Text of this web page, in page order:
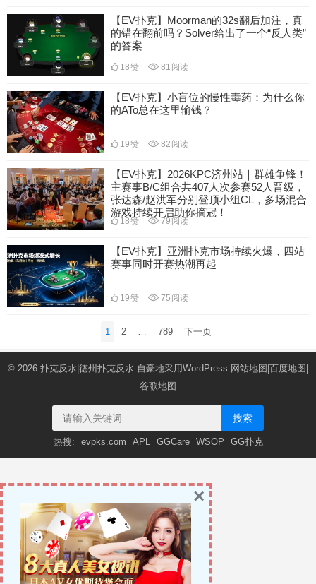
【EV扑克】Moorman的32s翻后加注，真
的错在翻前吗？Solver给出了一个“反人类”
的答案
18赞 81 阅读
【EV扑克】小盲位的慢性毒药：为什么你
的ATo总在这里输钱？
19赞 82 阅读
【EV扑克】2026KPC济州站｜群雄争锋！
主赛事B/C组合共407人次参赛52人晋级，
张达森/赵洪军分别登顶小组CL，多场混合
游戏持续开启助你摘冠！
18赞 79 阅读
【EV扑克】亚洲扑克市场持续火爆，四站
赛事同时开赛热潮再起
19赞 75 阅读
1 2 789 下一页
© 2026 扑克反水|德州扑克反水 自豪地采用WordPress 网站地图 百度地图
谷歌地图
搜索
热搜: evpks.com APL GGCare WSOP GG扑克
×